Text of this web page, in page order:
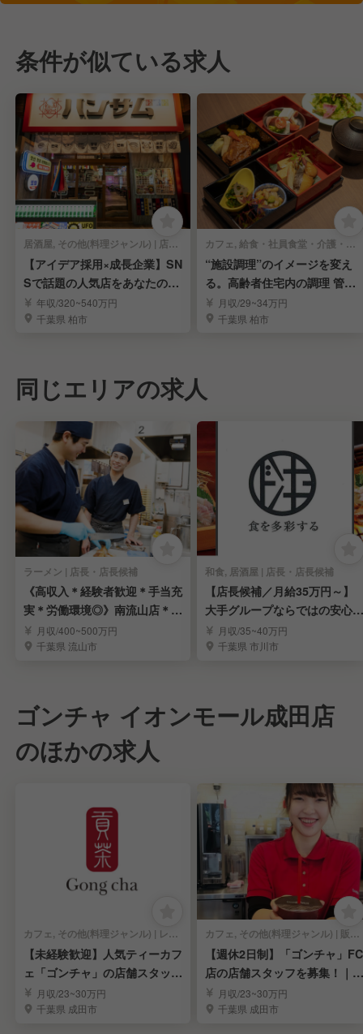
条件が似ている求人
居酒屋, その他(料理ジャンル) | 店長・店長候補
【アイデア採用×成長企業】SN
Sで話題の人気店をあなたの手
で演出♪
年収/320~540万円
千葉県 柏市
カフェ, 給食・社員食堂・介護・病院 | 店長・店長候補
“施設調理”のイメージを変え
る。高齢者住宅内の調理 管理
者スタッフ募集!!
月収/29~34万円
千葉県 柏市
同じエリアの求人
ラーメン | 店長・店長候補
《高収入＊経験者歓迎＊手当充
実＊労働環境◎》南流山店＊ラ
ーメン店長候補募集
月収/400~500万円
千葉県 流山市
和食, 居酒屋 | 店長・店長候補
【店長候補／月給35万円～】
大手グループならではの安心環
境で長く活躍
月収/35~40万円
千葉県 市川市
ゴンチャ イオンモール成田店
のほかの求人
カフェ, その他(料理ジャンル) | レストランサービス・ホールスタッフ
【未経験歓迎】人気ティーカフ
ェ「ゴンチャ」の店舗スタッフ
｜イオンモール成田
月収/23~30万円
千葉県 成田市
カフェ, その他(料理ジャンル) | 販売スタッフ
【週休2日制】「ゴンチャ」FC
店の店舗スタッフを募集！｜イ
オンモール成田
月収/23~30万円
千葉県 成田市